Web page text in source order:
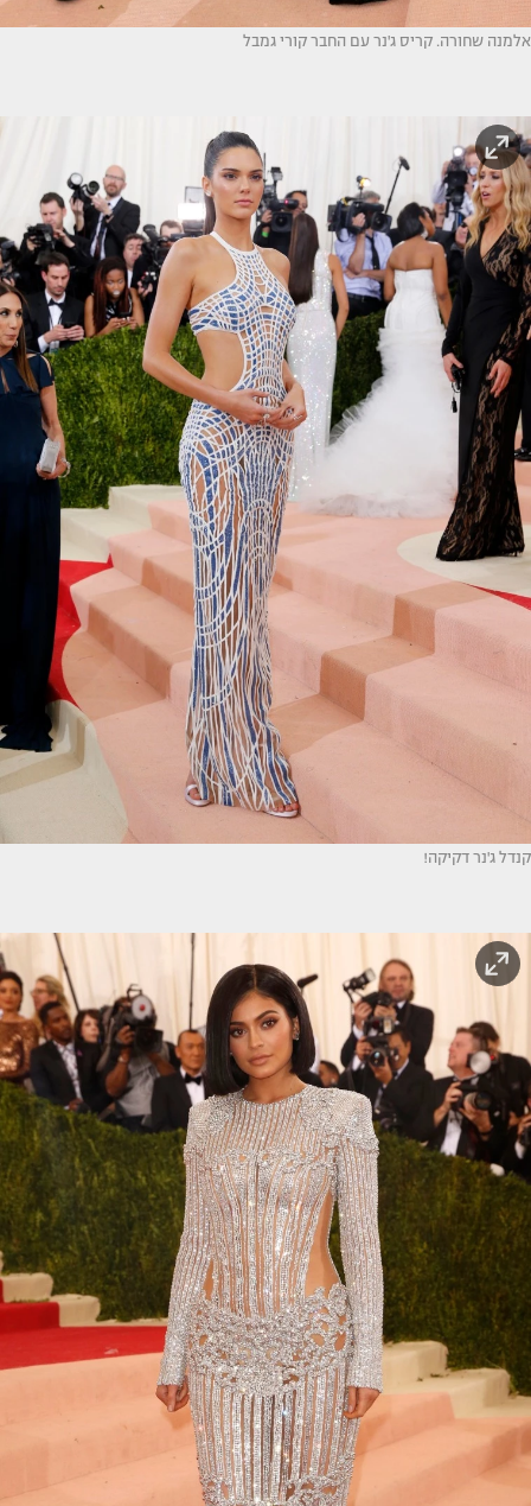
אלמנה שחורה. קריס ג'נר עם החבר קורי גמבל
קנדל ג'נר דקיקה!